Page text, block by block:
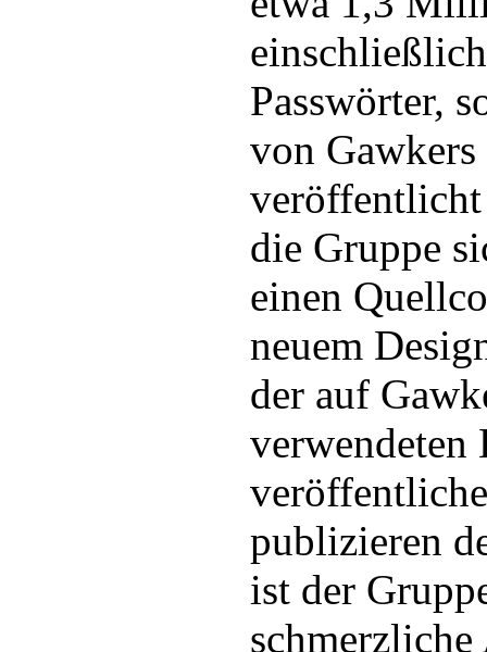
Passwörter,
von Gawkers
veröffentlicht
die Gruppe
einen
neuem
der auf
verwendeten
publizieren
ist der
schmerzliche